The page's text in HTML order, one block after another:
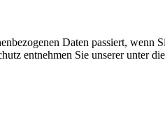
Daten passiert, wenn
entnehmen Sie unserer unter